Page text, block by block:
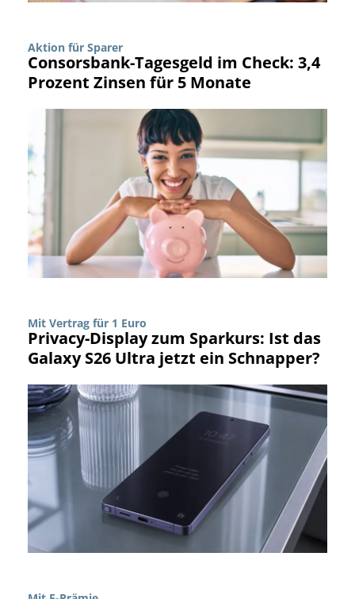
Aktion für Sparer
Consorsbank-Tagesgeld im Check: 3,4
Prozent Zinsen für 5 Monate
Mit Vertrag für 1 Euro
Privacy-Display zum Sparkurs: Ist das
Galaxy S26 Ultra jetzt ein Schnapper?